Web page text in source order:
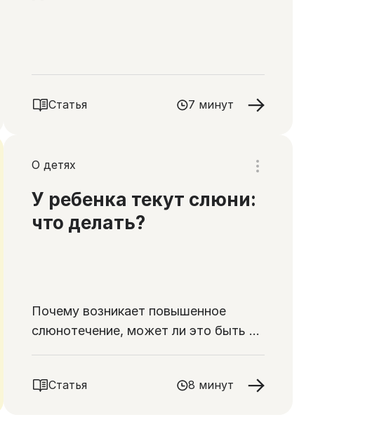
Статья 7 минут
О детях
У ребенка текут слюни:
что делать?
Почему возникает повышенное
слюнотечение, может ли это быть у
Статья 8 минут